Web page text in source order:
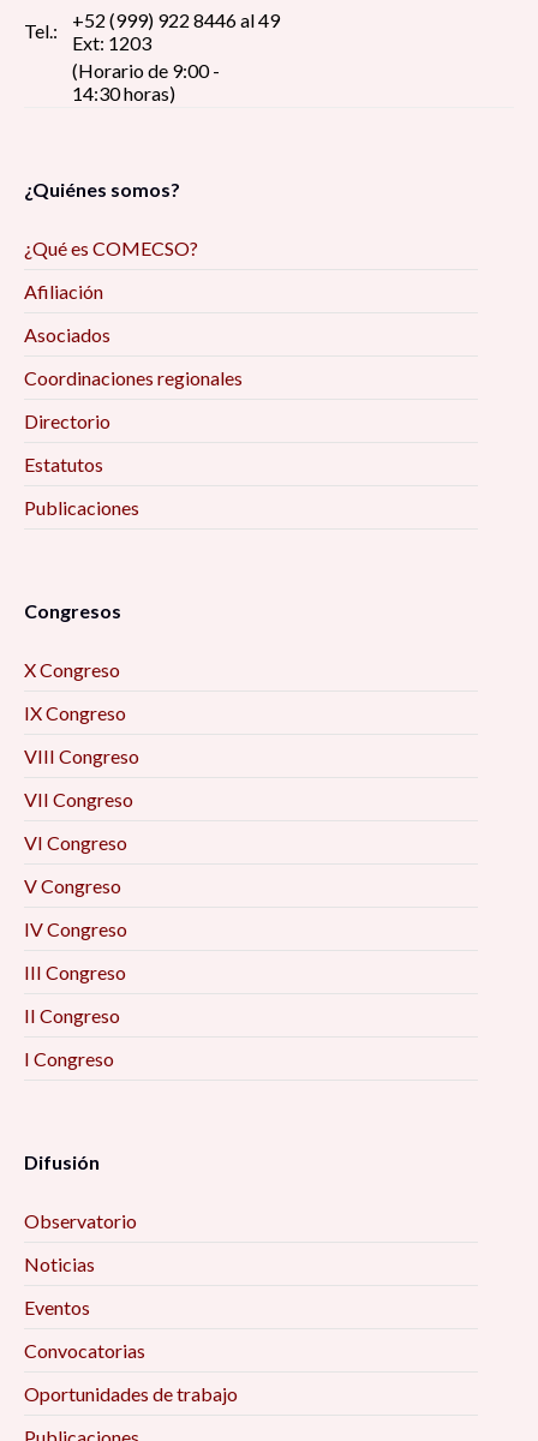
Tel.:
+52 (999) 922 8446 al 49
Ext: 1203
(Horario de 9:00 -
14:30 horas)
¿Quiénes somos?
¿Qué es COMECSO?
Afiliación
Asociados
Coordinaciones regionales
Directorio
Estatutos
Publicaciones
Congresos
X Congreso
IX Congreso
VIII Congreso
VII Congreso
VI Congreso
V Congreso
IV Congreso
III Congreso
II Congreso
I Congreso
Difusión
Observatorio
Noticias
Eventos
Convocatorias
Oportunidades de trabajo